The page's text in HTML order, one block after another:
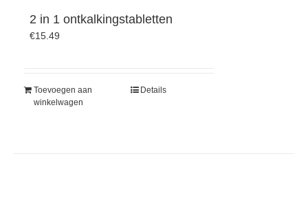
2 in 1 ontkalkingstabletten
€15.49
Toevoegen aan
winkelwagen
Details